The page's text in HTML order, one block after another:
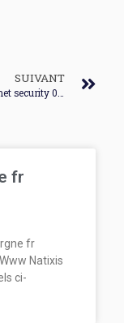
SUIVANT
fr
fr
Natixis
ci-